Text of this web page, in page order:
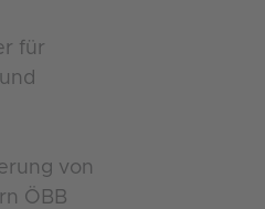
für
von
ÖBB